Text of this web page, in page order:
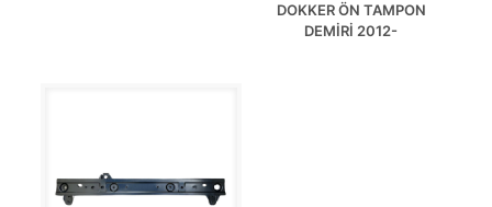
DOKKER ÖN TAMPON
DEMİRİ 2012-